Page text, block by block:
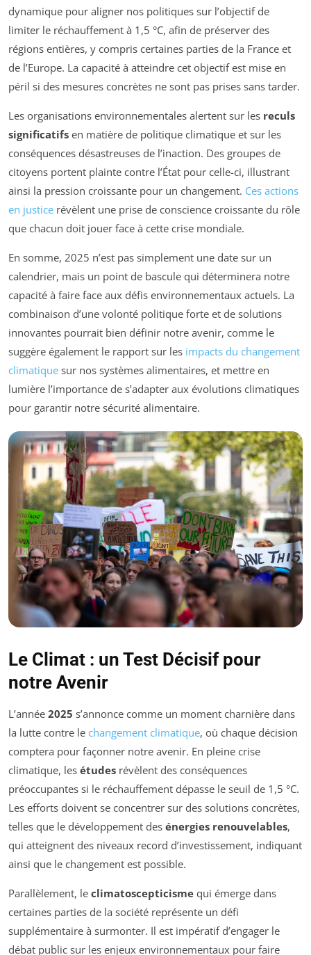
dynamique pour aligner nos politiques sur l’objectif de
limiter le réchauffement à 1,5 °C, afin de préserver des
régions entières, y compris certaines parties de la France et
de l’Europe. La capacité à atteindre cet objectif est mise en
péril si des mesures concrètes ne sont pas prises sans tarder.
Les organisations environnementales alertent sur les reculs
significatifs en matière de politique climatique et sur les
conséquences désastreuses de l’inaction. Des groupes de
citoyens portent plainte contre l’État pour celle-ci, illustrant
ainsi la pression croissante pour un changement. Ces actions
en justice révèlent une prise de conscience croissante du rôle
que chacun doit jouer face à cette crise mondiale.
En somme, 2025 n’est pas simplement une date sur un
calendrier, mais un point de bascule qui déterminera notre
capacité à faire face aux défis environnementaux actuels. La
combinaison d’une volonté politique forte et de solutions
innovantes pourrait bien définir notre avenir, comme le
suggère également le rapport sur les impacts du changement
climatique sur nos systèmes alimentaires, et mettre en
lumière l’importance de s’adapter aux évolutions climatiques
pour garantir notre sécurité alimentaire.
Le Climat : un Test Décisif pour
notre Avenir
L’année 2025 s’annonce comme un moment charnière dans
la lutte contre le changement climatique, où chaque décision
comptera pour façonner notre avenir. En pleine crise
climatique, les études révèlent des conséquences
préoccupantes si le réchauffement dépasse le seuil de 1,5 °C.
Les efforts doivent se concentrer sur des solutions concrètes,
telles que le développement des énergies renouvelables,
qui atteignent des niveaux record d’investissement, indiquant
ainsi que le changement est possible.
Parallèlement, le climatoscepticisme qui émerge dans
certaines parties de la société représente un défi
supplémentaire à surmonter. Il est impératif d’engager le
débat public sur les enjeux environnementaux pour faire